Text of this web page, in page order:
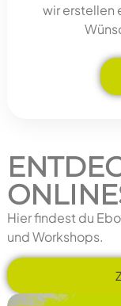
wir erstellen
Hier findest du
und Workshops.